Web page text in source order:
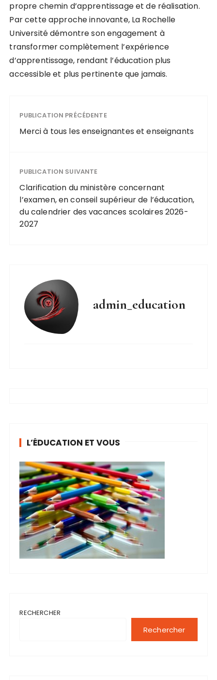
propre chemin d’apprentissage et de réalisation.
Par cette approche innovante, La Rochelle
Université démontre son engagement à
transformer complètement l’expérience
d’apprentissage, rendant l’éducation plus
accessible et plus pertinente que jamais.
PUBLICATION PRÉCÉDENTE
Merci à tous les enseignantes et enseignants
PUBLICATION SUIVANTE
Clarification du ministère concernant
l’examen, en conseil supérieur de l’éducation,
du calendrier des vacances scolaires 2026-
2027
admin_education
L’ÉDUCATION ET VOUS
RECHERCHER
Rechercher